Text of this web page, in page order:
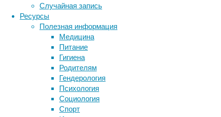
Случайная запись
Ресурсы
Полезная информация
Медицина
Питание
Гигиена
Родителям
Гендерология
Психология
Социология
Спорт
Мозг
работает
благодаря
тому,